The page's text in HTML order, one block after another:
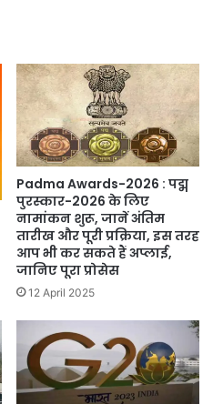
Padma Awards-2026 : पद्म
पुरस्कार-2026 के लिए
नामांकन शुरू, जानें अंतिम
तारीख और पूरी प्रक्रिया, इस तरह
आप भी कर सकते हैं अप्लाई,
जानिए पूरा प्रोसेस
12 April 2025